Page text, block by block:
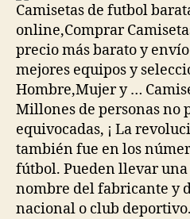
Camisetas de futbol
online,Comprar
precio más barato y
mejores equipos y
Hombre,Mujer y …
️Millones de personas no
equivocadas, ¡ La
también fue en los
fútbol. Pueden llevar
nombre del fabricante y
nacional o club deportivo.